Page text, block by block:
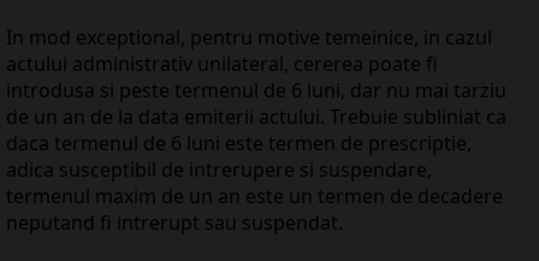
In mod exceptional, pentru motive temeinice, in cazul
actului administrativ unilateral, cererea poate fi
introdusa si peste termenul de 6 luni, dar nu mai tarziu
de un an de la data emiterii actului. Trebuie subliniat ca
daca termenul de 6 luni este termen de prescriptie,
adica susceptibil de intrerupere si suspendare,
termenul maxim de un an este un termen de decadere
neputand fi intrerupt sau suspendat.